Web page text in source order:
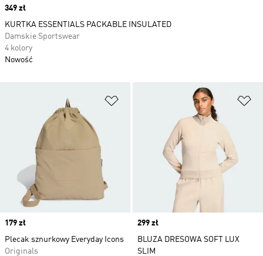
Dodaj do listy życzeń
Price
179 zł
Plecak sznurkowy Everyday Icons
Originals
Price
299 zł
BLUZA DRESOWA SOFT LUX
SLIM
Price
349 zł
KURTKA ESSENTIALS PACKABLE INSULATED
Damskie Sportswear
4 kolory
Nowość